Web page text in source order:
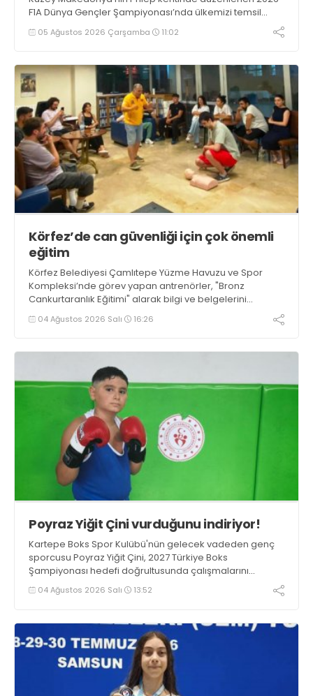
F1A Dünya Gençler Şampiyonası’nda ülkemizi temsil
eden millî sporcumuz İdil Ceylin YIRTAR, büyük bir
başarıya imza atarak Dünya ikincisi oldu.
05 Ağustos 2026 Çarşamba 11:02
Körfez’de can güvenliği için çok önemli
eğitim
Körfez Belediyesi Çamlıtepe Yüzme Havuzu ve Spor
Kompleksi’nde görev yapan antrenörler, "Bronz
Cankurtaranlık Eğitimi" alarak bilgi ve belgelerini
tazelediler.
04 Ağustos 2026 Salı 16:26
Poyraz Yiğit Çini vurduğunu indiriyor!
Kartepe Boks Spor Kulübü'nün gelecek vadeden genç
sporcusu Poyraz Yiğit Çini, 2027 Türkiye Boks
Şampiyonası hedefi doğrultusunda çalışmalarını
aralıksız sürdürüyor.
04 Ağustos 2026 Salı 13:52